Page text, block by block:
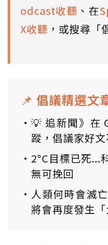
odcast收聽 、在
X收聽 ，或搜尋「
📌 倡議精選文
💡 追新聞》在
蹤，倡議家好文
2°C目標已死...
無可挽回
人類何時會滅
將會再度發生「